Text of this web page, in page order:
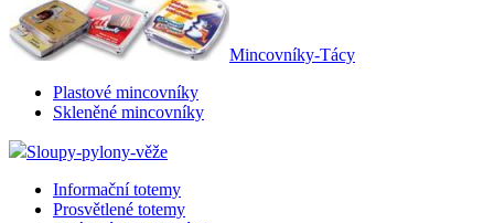
Mincovníky-Tácy
Plastové mincovníky
Skleněné mincovníky
Sloupy-pylony-věže
Informační totemy
Prosvětlené totemy